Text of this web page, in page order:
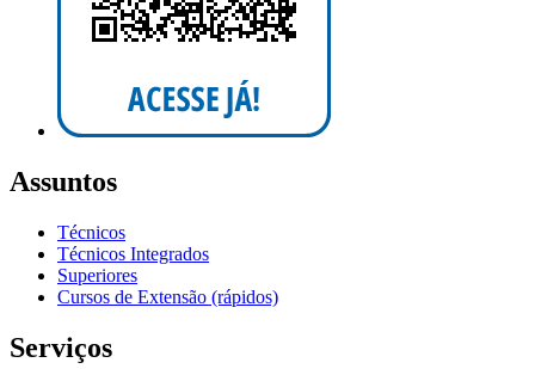
Assuntos
Técnicos
Técnicos Integrados
Superiores
Cursos de Extensão (rápidos)
Serviços